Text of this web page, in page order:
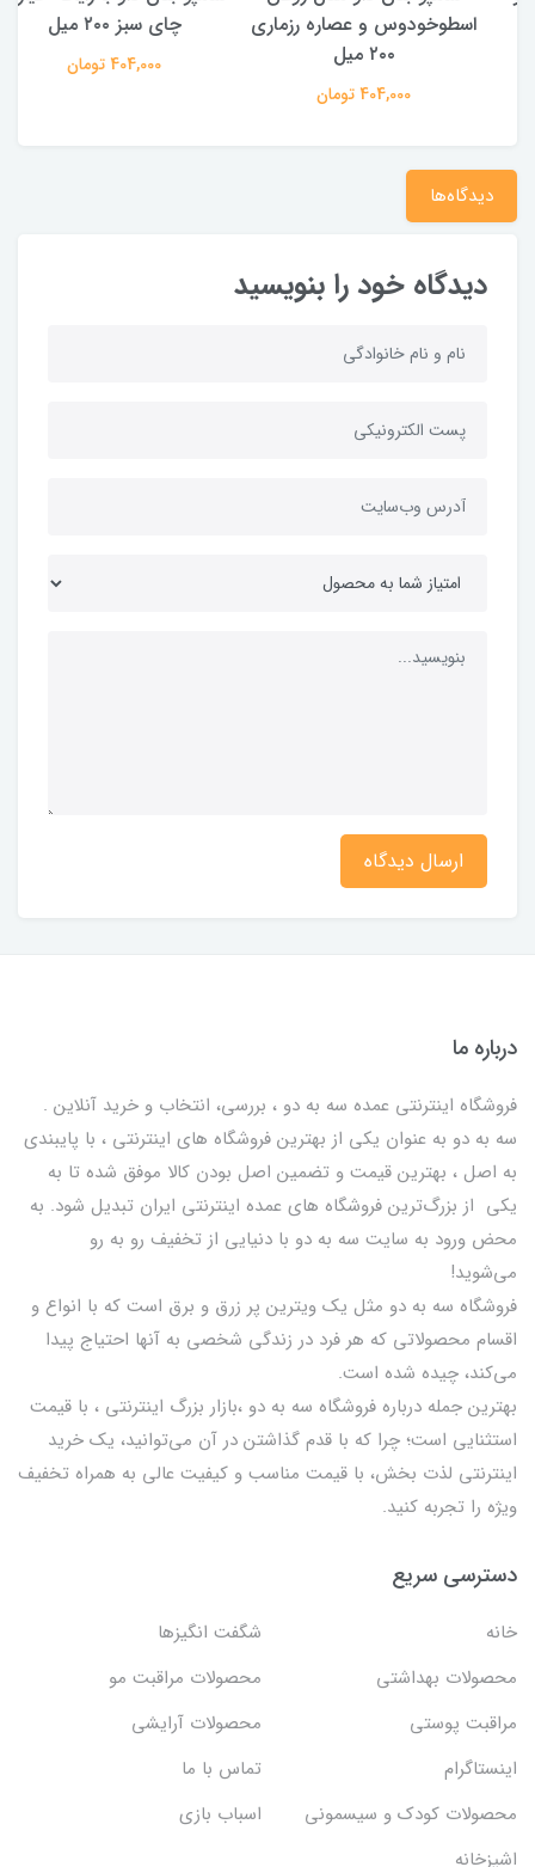
اسطوخودوس و عصاره رزماری
404,000 تومان
چای سبز ۲۰۰ میل
404,000 تومان
دیدگاه‌ها
دیدگاه خود را بنویسید
ارسال دیدگاه
درباره ما
فروشگاه اینترنتی عمده سه به دو ، بررسی، انتخاب و خرید آنلاین .
سه به دو به عنوان یکی از بهترين فروشگاه های اینترنتی ، با پایبندی
به اصل ، بهترين قيمت و تضمین اصل‌ بودن کالا موفق شده تا به
يكي از بزرگ‌ترين فروشگاه هاي عمده اینترنتی ایران تبدیل شود. به
محض ورود به سایت سه به دو با دنیایی از تخفيف رو به رو
می‌شوید!
فروشگاه سه به دو مثل یک ویترین پر زرق و برق است که با انواع و
اقسام محصولاتی که هر فرد در زندگی شخصی به آنها احتیاج پیدا
می‌کند، چیده شده است.
بهترين جمله درباره فروشگاه سه به دو ،بازار بزرگ اینترنتی ، با قيمت
استثنايي است؛ چرا که با قدم گذاشتن در آن می‌توانید، یک خرید
اینترنتی لذت بخش، با قیمت مناسب و کیفیت عالی به همراه تخفیف
ویژه را تجربه کنید.
دسترسی سریع
خانه
شگفت انگيزها
محصولات بهداشتي
محصولات مراقبت مو
مراقبت پوستی
محصولات آرایشی
اینستاگرام
تماس با ما
محصولات کودک و سیسمونی
اسباب بازی
اشپزخانه